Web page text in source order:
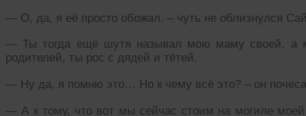
— О, да, я её просто обожал. – чуть не облизнулся
— Ты тогда ещё шутя называл мою маму своей, а
родителей, ты рос с дядей и тётей.
— Ну да, я помню это… Но к чему всё это? – он
— А к тому, что вот мы сейчас стоим на могиле